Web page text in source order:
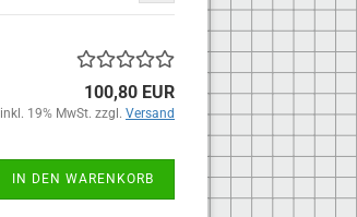
100,80 EUR
inkl. 19% MwSt. zzgl. Versand
IN DEN WARENKORB